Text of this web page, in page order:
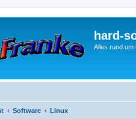
hard-
Alles rund um
Software Linux